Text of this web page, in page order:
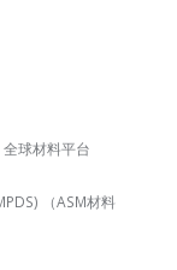
球材料平台
（ASM材料